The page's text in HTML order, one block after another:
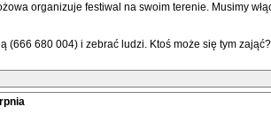
organizuje festiwal na swoim terenie. Musimy
(666 680 004) i zebrać ludzi. Ktoś może się tym zająć?